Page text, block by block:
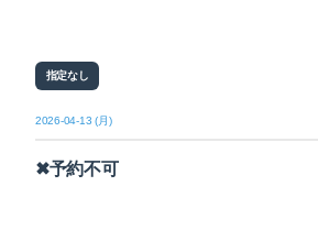
指定なし
2026-04-13 (月)
✖予約不可